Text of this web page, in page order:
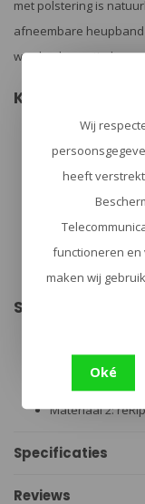
met polstering is
afneembare
worden bevestigd.
Kenmerken:
Verstelbare
Verwijderbare
Toegang tot
Gevoerde bodem
Voorvak met rits
Verdeeld
Verstelbare en
Hangende
Dekselklep met
Specificaties:
Volume: 10 liter
Gewicht: 625 gram
Materiaal 1:
Materiaal 2:
Specificaties
Reviews
Wij
heeft
functioneren
maken wij
Oké